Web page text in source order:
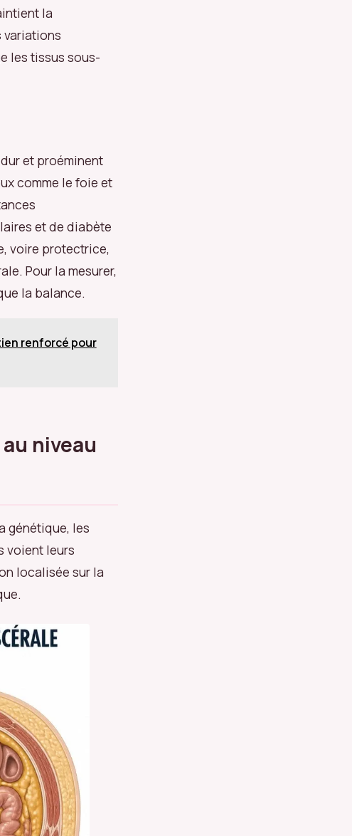
la
variations
les tissus sous-
et proéminent
comme le foie et
et de diabète
voire protectrice,
Pour la mesurer,
la balance.
renforcé pour
niveau
génétique, les
voient leurs
localisée sur la